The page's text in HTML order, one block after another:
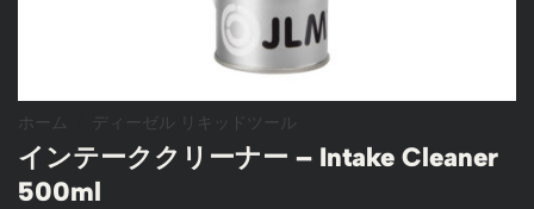
ホーム ディーゼル リキッドツール
インテーククリーナー – Intake Cleaner
500ml